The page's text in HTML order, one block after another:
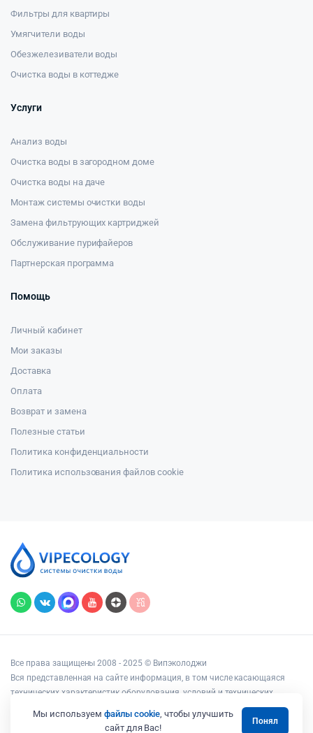
Фильтры для квартиры
Умягчители воды
Обезжелезиватели воды
Очистка воды в коттедже
Услуги
Анализ воды
Очистка воды в загородном доме
Очистка воды на даче
Монтаж системы очистки воды
Замена фильтрующих картриджей
Обслуживание пурифайеров
Партнерская программа
Помощь
Личный кабинет
Мои заказы
Доставка
Оплата
Возврат и замена
Полезные статьи
Политика конфиденциальности
Политика использования файлов cookie
Все права защищены 2008 - 2025 © Випэколоджи
Вся представленная на сайте информация, в том числе касающаяся
технических характеристик оборудования, условий и технических
возможностей подключения, наличия на складе, стоимости товаров и
услуг, носит информационный характер и ни при каких условиях не
Мы используем файлы cookie, чтобы улучшить
сайт для Вас!
Понял